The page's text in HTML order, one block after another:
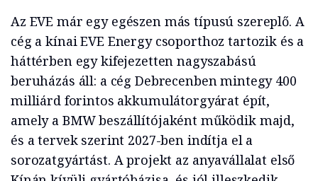
Az EVE már egy egészen más típusú szereplő. A
cég a kínai EVE Energy csoporthoz tartozik és a
háttérben egy kifejezetten nagyszabású
beruházás áll: a cég Debrecenben mintegy 400
milliárd forintos akkumulátorgyárat épít,
amely a BMW beszállítójaként működik majd,
és a tervek szerint 2027-ben indítja el a
sorozatgyártást. A projekt az anyavállalat első